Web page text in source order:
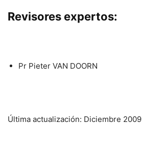
Revisores expertos:
Pr Pieter VAN DOORN
Última actualización: Diciembre 2009